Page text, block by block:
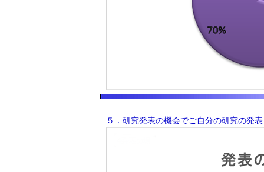
５．研究発表の機会でご自分の研究の発